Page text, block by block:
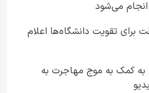
برای تقویت دانشگاه‌ها اعلام
به کمک به موج مهاجرت به